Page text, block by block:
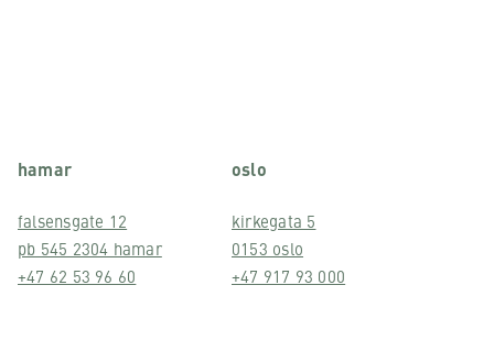
hamar
falsensgate 12
pb 545 2304 hamar
+47 62 53 96 60
oslo
kirkegata 5
0153 oslo
+47 917 93 000